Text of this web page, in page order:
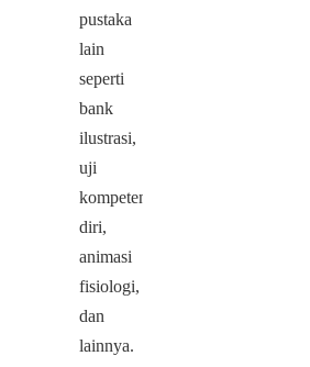
pustaka
lain
seperti
bank
ilustrasi,
uji
kompetensi
diri,
animasi
fisiologi,
dan
lainnya.